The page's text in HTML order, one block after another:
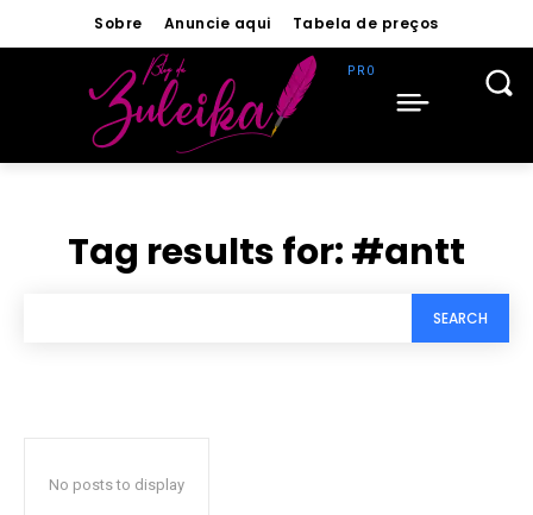
Sobre Anuncie aqui Tabela de preços
Tag results for:#antt
SEARCH
No posts to display